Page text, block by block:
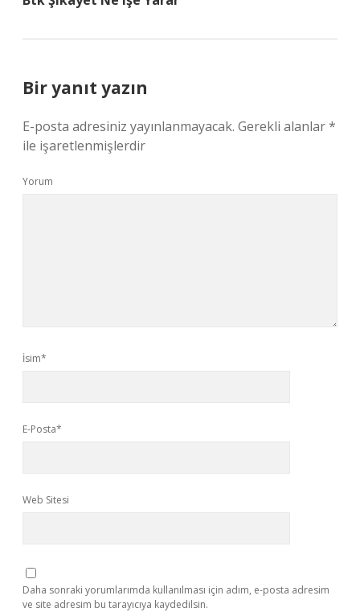
Bir yanıt yazın
E-posta adresiniz yayınlanmayacak. Gerekli alanlar*
ile işaretlenmişlerdir
Yorum
İsim*
E-Posta*
Web Sitesi
Daha sonraki yorumlarımda kullanılması için adım, e-posta adresim
ve site adresim bu tarayıcıya kaydedilsin.